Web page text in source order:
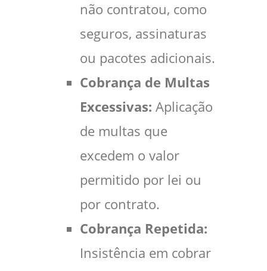
não contratou, como
seguros, assinaturas
ou pacotes adicionais.
Cobrança de Multas
Excessivas: Aplicação
de multas que
excedem o valor
permitido por lei ou
por contrato.
Cobrança Repetida:
Insistência em cobrar